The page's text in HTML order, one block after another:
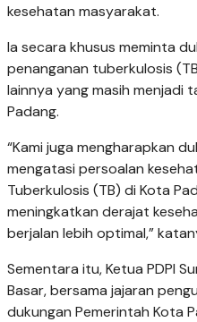
kesehatan masyarakat.
Ia secara khusus meminta
penanganan tuberkulosis
lainnya yang masih menjadi
Padang.
“Kami juga mengharapkan
mengatasi persoalan
Tuberkulosis (TB) di Kota
meningkatkan derajat
berjalan lebih optimal,”
Sementara itu, Ketua PDPI
Basar, bersama jajaran
dukungan Pemerintah Kota